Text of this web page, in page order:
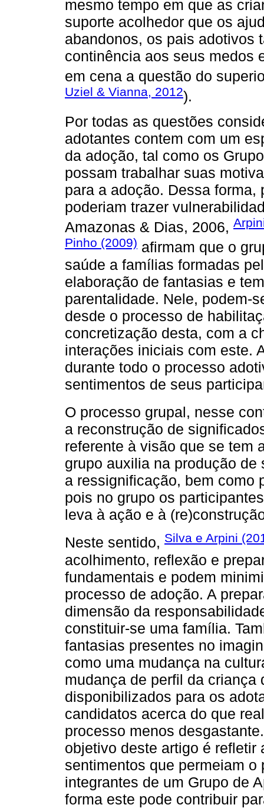
mesmo tempo em que as
suporte acolhedor que os
abandonos, os pais adotivos
continência aos seus medos
em cena a questão do
Uziel & Vianna, 2012).
Por todas as questões
adotantes contem com um
da adoção, tal como os
possam trabalhar suas
para a adoção. Dessa forma,
poderiam trazer
Amazonas & Dias, 2006,
Pinho (2009) afirmam que o
saúde a famílias formadas
elaboração de fantasias e
parentalidade. Nele, podem-
desde o processo de
concretização desta, com a
interações iniciais com este.
durante todo o processo
sentimentos de seus
O processo grupal, nesse
a reconstrução de
referente à visão que se tem
grupo auxilia na produção
a ressignificação, bem como
pois no grupo os
leva à ação e à
Neste sentido, Silva e Arpini
acolhimento, reflexão e
fundamentais e podem
processo de adoção. A
dimensão da
constituir-se uma família.
fantasias presentes no
como uma mudança na
mudança de perfil da
disponibilizados para os
candidatos acerca do que
processo menos
objetivo deste artigo é
sentimentos que permeiam
integrantes de um Grupo de
forma este pode contribuir